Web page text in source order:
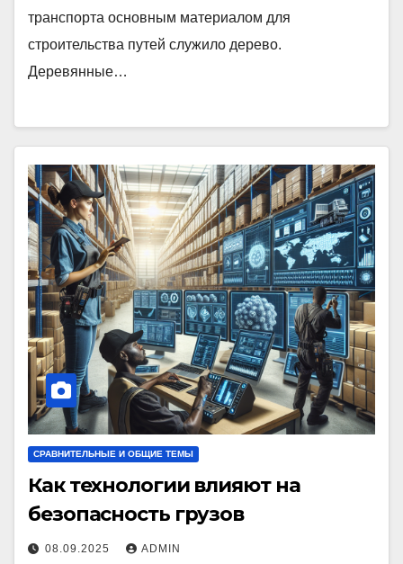
транспорта основным материалом для
строительства путей служило дерево.
Деревянные…
СРАВНИТЕЛЬНЫЕ И ОБЩИЕ ТЕМЫ
Как технологии влияют на
безопасность грузов
08.09.2025 ADMIN